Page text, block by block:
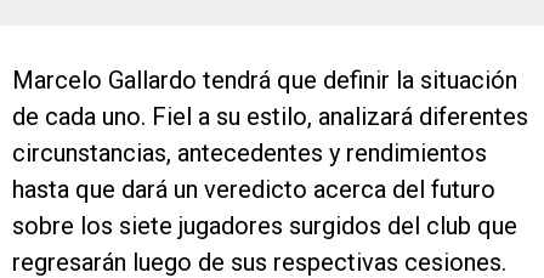
Marcelo Gallardo tendrá que definir la situación
de cada uno. Fiel a su estilo, analizará diferentes
circunstancias, antecedentes y rendimientos
hasta que dará un veredicto acerca del futuro
sobre los siete jugadores surgidos del club que
regresarán luego de sus respectivas cesiones.